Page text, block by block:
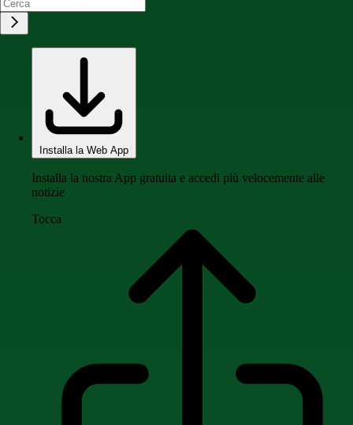
Installa la Web App
Installa la nostra App gratuita e accedi più velocemente alle
notizie
Tocca